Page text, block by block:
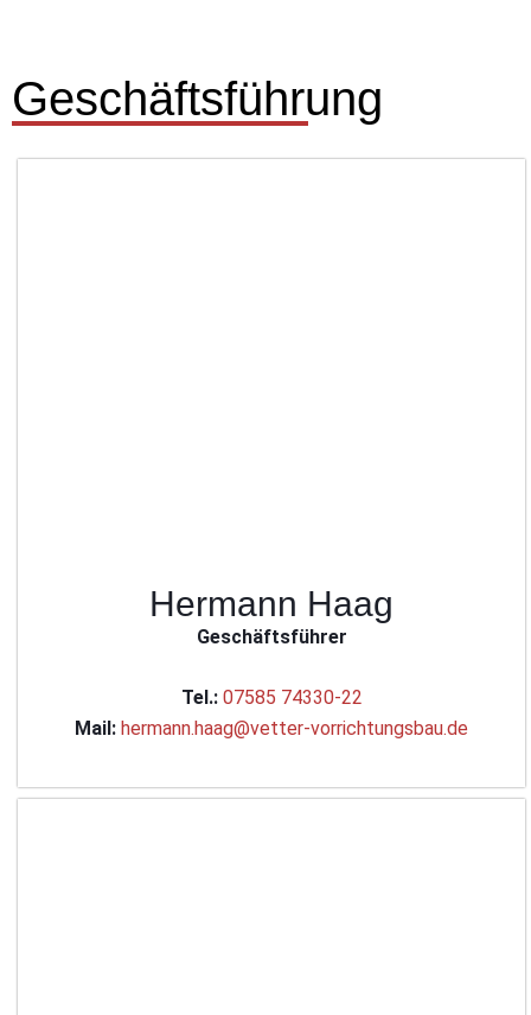
Geschäftsführung
Hermann Haag
Geschäftsführer
Tel.: 07585 74330-22
Mail: hermann.haag@vetter-vorrichtungsbau.de